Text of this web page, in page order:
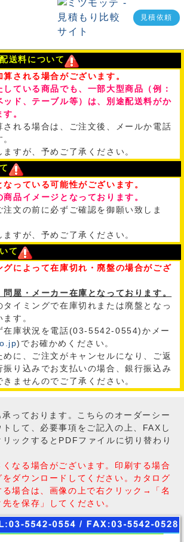
見積依頼
送料について
される場合がございます。
ている商品でも、一部大型商品（例：
ッド、テーブル等）は、別途配送料がか
。
される場合は、ご注文後、メールか電話
すが、予めご了承ください。
っている可能性がございます。
品イメージとなっております。
注文の前に必ずご確認を御願い致しま
すが、予めご了承ください。
て
によって在庫切れ・廃盤の場合がござ
屋・メーカー在庫となっております。
タイミングで在庫切れまたは廃盤となっ
す。
在庫状況を電話(03-5542-0554)かメー
)でお確かめください。
に、ご注文がキャンセルになり、ご返
り込みでお支払いの場合、銀行振込み
ませんのでご了承ください。
っております。こちらのオーダーシー
トして、必要事項をご記入の上、FAXし
ックするとPDFファイルに切り替わり
なる場合がございます。印刷する場合
ダウンロードしてください。カタログ
る場合は、画像の上で右クリック→「名
を保存」してください。